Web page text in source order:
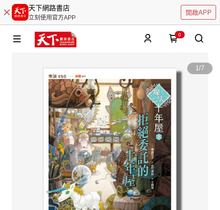
天下網路書店
立刻使用官方APP
開啟APP
0
1/7